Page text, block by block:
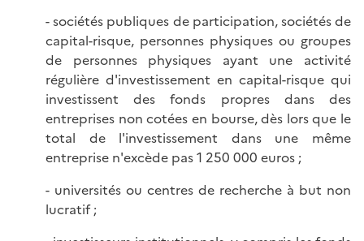
- sociétés publiques de participation, sociétés de
capital-risque, personnes physiques ou groupes
de personnes physiques ayant une activité
régulière d'investissement en capital-risque qui
investissent des fonds propres dans des
entreprises non cotées en bourse, dès lors que le
total de l'investissement dans une même
entreprise n'excède pas 1 250 000 euros ;
- universités ou centres de recherche à but non
lucratif ;